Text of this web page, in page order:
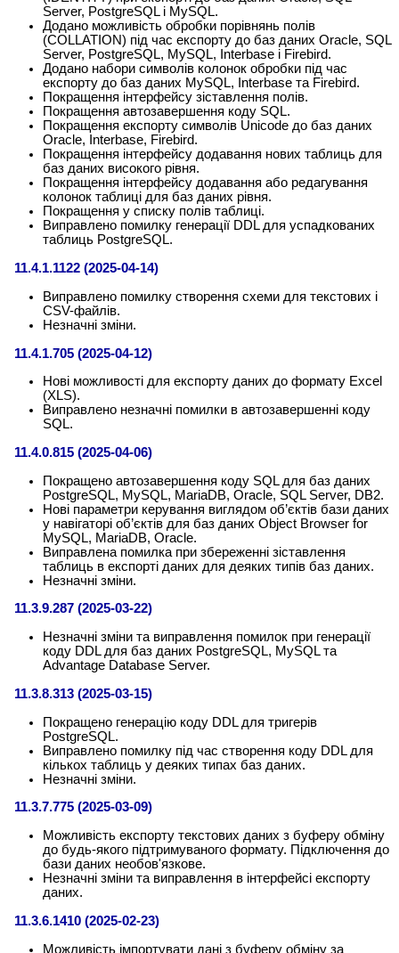
Server, PostgreSQL і MySQL.
Додано можливість обробки порівнянь полів
(COLLATION) під час експорту до баз даних Oracle, SQL
Server, PostgreSQL, MySQL, Interbase і Firebird.
Додано набори символів колонок обробки під час
експорту до баз даних MySQL, Interbase та Firebird.
Покращення інтерфейсу зіставлення полів.
Покращення автозавершення коду SQL.
Покращення експорту символів Unicode до баз даних
Oracle, Interbase, Firebird.
Покращення інтерфейсу додавання нових таблиць для
баз даних високого рівня.
Покращення інтерфейсу додавання або редагування
колонок таблиці для баз даних рівня.
Покращення у списку полів таблиці.
Виправлено помилку генерації DDL для успадкованих
таблиць PostgreSQL.
11.4.1.1122 (2025-04-14)
Виправлено помилку створення схеми для текстових і
CSV-файлів.
Незначні зміни.
11.4.1.705 (2025-04-12)
Нові можливості для експорту даних до формату Excel
(XLS).
Виправлено незначні помилки в автозавершенні коду
SQL.
11.4.0.815 (2025-04-06)
Покращено автозавершення коду SQL для баз даних
PostgreSQL, MySQL, MariaDB, Oracle, SQL Server, DB2.
Нові параметри керування виглядом об’єктів бази даних
у навігаторі об’єктів для баз даних Object Browser for
MySQL, MariaDB, Oracle.
Виправлена ​​помилка при збереженні зіставлення
таблиць в експорті даних для деяких типів баз даних.
Незначні зміни.
11.3.9.287 (2025-03-22)
Незначні зміни та виправлення помилок при генерації
коду DDL для баз даних PostgreSQL, MySQL та
Advantage Database Server.
11.3.8.313 (2025-03-15)
Покращено генерацію коду DDL для тригерів
PostgreSQL.
Виправлено помилку під час створення коду DDL для
кількох таблиць у деяких типах баз даних.
Незначні зміни.
11.3.7.775 (2025-03-09)
Можливість експорту текстових даних з буферу обміну
до будь-якого підтримуваного формату. Підключення до
бази даних необов'язкове.
Незначні зміни та виправлення в інтерфейсі експорту
даних.
11.3.6.1410 (2025-02-23)
Можливість імпортувати дані з буферу обміну за